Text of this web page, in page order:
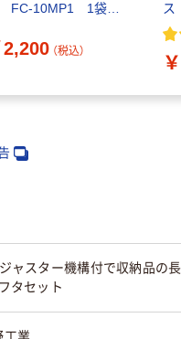
FC-10MP1 1袋
2,200 （税込）
ス
ャスター機構付で収納品の
タセット